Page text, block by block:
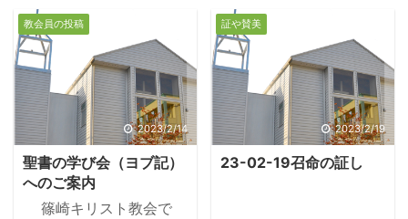
教会員の投稿
2023/2/14
聖書の学び会（ヨブ記）
へのご案内
篠崎キリスト教会で
証や賛美
2023/2/19
23-02-19召命の証し